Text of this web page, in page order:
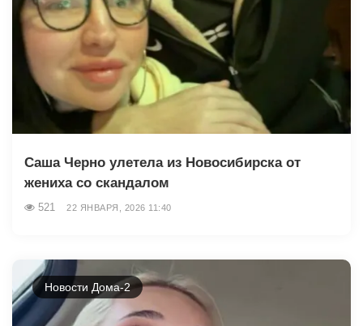
Саша Черно улетела из Новосибирска от
жениха со скандалом
521 22 ЯНВАРЯ, 2026 11:40
Новости Дома-2